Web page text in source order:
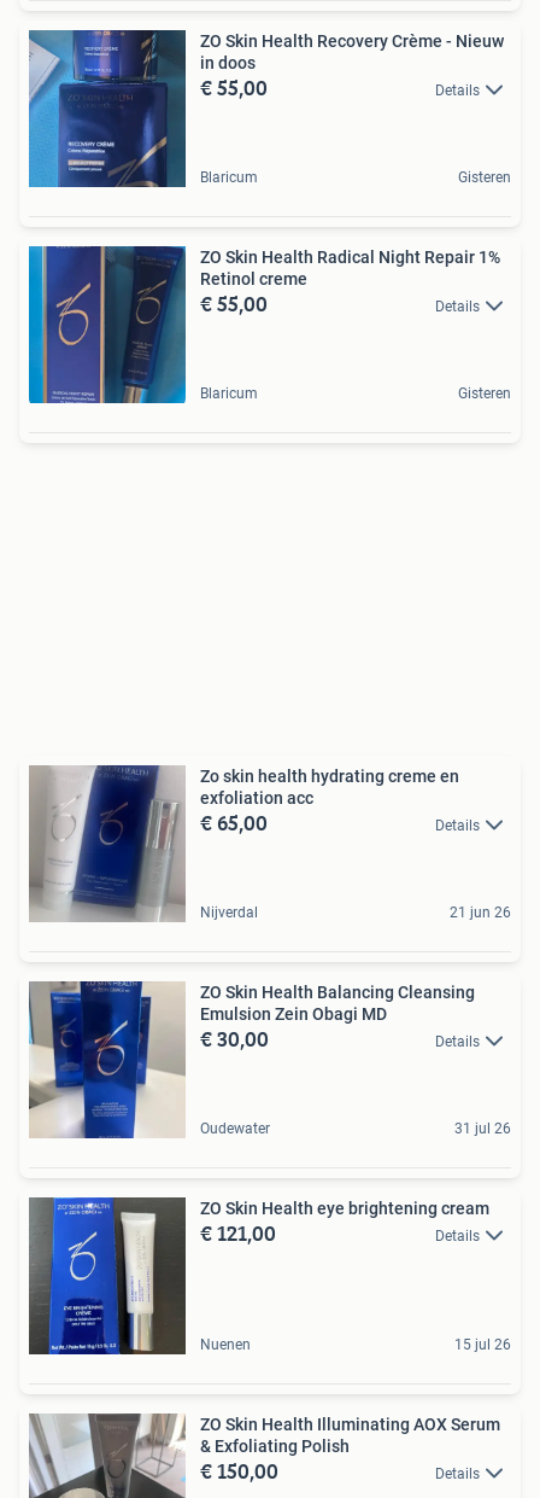
ZO Skin Health Recovery Crème - Nieuw
in doos
€ 55,00 Details
Blaricum Gisteren
ZO Skin Health Radical Night Repair 1%
Retinol creme
€ 55,00 Details
Blaricum Gisteren
Zo skin health hydrating creme en
exfoliation acc
€ 65,00 Details
Nijverdal 21 jun 26
ZO Skin Health Balancing Cleansing
Emulsion Zein Obagi MD
€ 30,00 Details
Oudewater 31 jul 26
ZO Skin Health eye brightening cream
€ 121,00 Details
Nuenen 15 jul 26
ZO Skin Health Illuminating AOX Serum
& Exfoliating Polish
€ 150,00 Details